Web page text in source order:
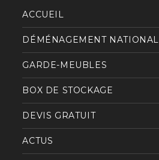
ACCUEIL
DÉMÉNAGEMENT NATIONAL
GARDE-MEUBLES
BOX DE STOCKAGE
DEVIS GRATUIT
ACTUS